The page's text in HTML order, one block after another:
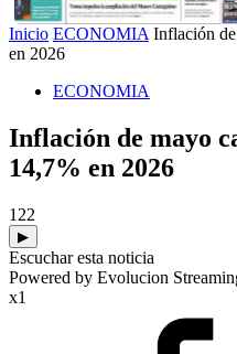
Inicio ECONOMIA Inflación
en 2026
ECONOMIA
Inflación de mayo
14,7% en 2026
122
▶
Escuchar esta noticia
Powered by Evolucion
x1